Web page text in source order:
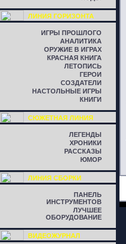
ЛИНИЯ ГОРИЗОНТА
ИГРЫ ПРОШЛОГО
АНАЛИТИКА
ОРУЖИЕ В ИГРАХ
КРАСНАЯ КНИГА
ЛЕТОПИСЬ
ГЕРОИ
СОЗДАТЕЛИ
НАСТОЛЬНЫЕ ИГРЫ
КНИГИ
СЮЖЕТНАЯ ЛИНИЯ
ЛЕГЕНДЫ
ХРОНИКИ
РАССКАЗЫ
ЮМОР
ЛИНИЯ СБОРКИ
ПАНЕЛЬ
ИНСТРУМЕНТОВ
ЛУЧШЕЕ
ОБОРУДОВАНИЕ
ВИДЕОЖУРНАЛ